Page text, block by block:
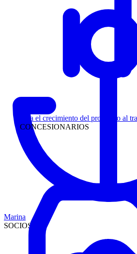
Siga el crecimiento del prospecto al
CONCESIONARIOS
Marina
SOCIOS